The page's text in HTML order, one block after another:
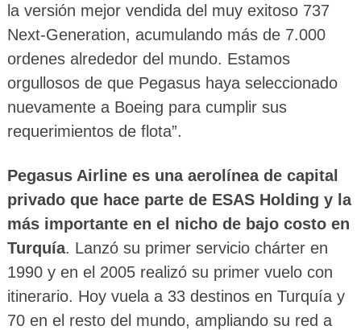
la versión mejor vendida del muy exitoso 737
Next-Generation, acumulando más de 7.000
ordenes alrededor del mundo. Estamos
orgullosos de que Pegasus haya seleccionado
nuevamente a Boeing para cumplir sus
requerimientos de flota”.
Pegasus Airline es una aerolínea de capital
privado que hace parte de ESAS Holding y la
más importante en el nicho de bajo costo en
Turquía. Lanzó su primer servicio chárter en
1990 y en el 2005 realizó su primer vuelo con
itinerario. Hoy vuela a 33 destinos en Turquía y
70 en el resto del mundo, ampliando su red a